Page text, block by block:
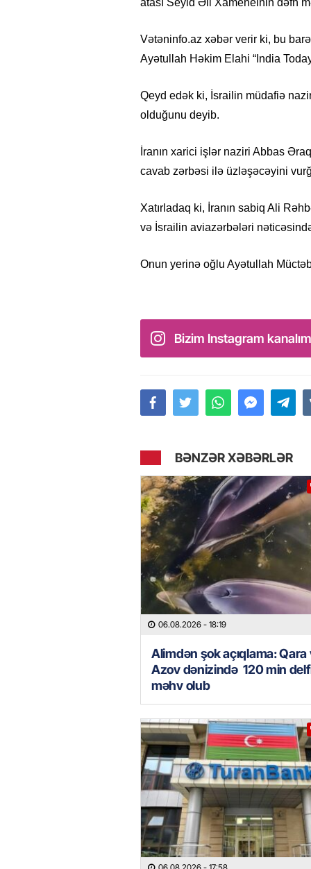
atası Seyid Əli Xameneinin dəfn
Vətəninfo.az xəbər verir ki, bu
Ayətullah Həkim Elahi “India
Qeyd edək ki, İsrailin müdafiə
olduğunu deyib.
İranın xarici işlər naziri Abbas
cavab zərbəsi ilə üzləşəcəyini
Xatırladaq ki, İranın sabiq Ali
və İsrailin aviazərbələri
Onun yerinə oğlu Ayətullah
Bizim Instagram
BƏNZƏR XƏBƏRLƏR
06.08.2026 - 18:19
Alimdən şok açıqlama: Qara
Azov dənizində 120 min
məhv olub